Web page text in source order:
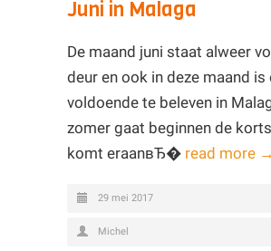
Juni in Malaga
De maand juni staat alweer
deur en ook in deze maand is
voldoende te beleven in
zomer gaat beginnen de
komt eraanвЂ� read more →
29 mei 2017
Michel